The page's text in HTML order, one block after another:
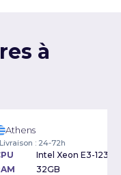
à
Athens
Livraison : 24-72h
32GB